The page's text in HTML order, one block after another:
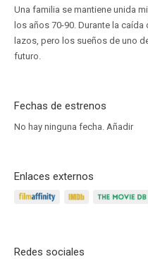
Una familia se mantiene unida
los años 70-90. Durante la
lazos, pero los sueños de uno
futuro.
Fechas de estrenos
No hay ninguna fecha. Añadir
Enlaces externos
Redes sociales